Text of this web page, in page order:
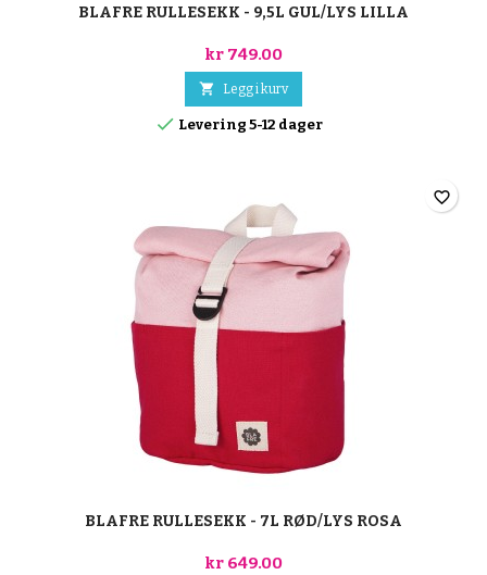
BLAFRE RULLESEKK - 9,5L GUL/LYS LILLA
kr 749.00
 Legg i kurv
 Levering 5-12 dager
BLAFRE RULLESEKK - 7L RØD/LYS ROSA
kr 649.00
favorite_border